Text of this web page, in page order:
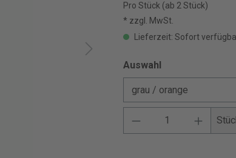
Pro Stück (ab 2 Stück)
* zzgl. MwSt.
Lieferzeit: Sofort
Auswahl